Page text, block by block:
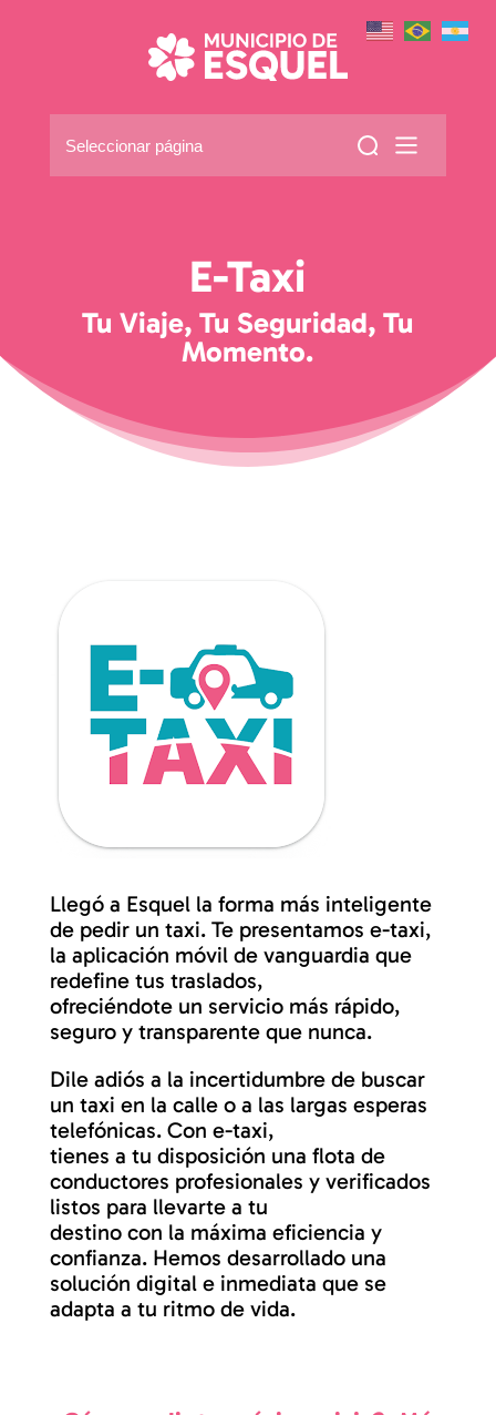
Seleccionar página
E-Taxi
Tu Viaje, Tu Seguridad, Tu
Momento.
Llegó a Esquel la forma más inteligente
de pedir un taxi. Te presentamos e-taxi,
la aplicación móvil de vanguardia que
redefine tus traslados,
ofreciéndote un servicio más rápido,
seguro y transparente que nunca.
Dile adiós a la incertidumbre de buscar
un taxi en la calle o a las largas esperas
telefónicas. Con e-taxi,
tienes a tu disposición una flota de
conductores profesionales y verificados
listos para llevarte a tu
destino con la máxima eficiencia y
confianza. Hemos desarrollado una
solución digital e inmediata que se
adapta a tu ritmo de vida.